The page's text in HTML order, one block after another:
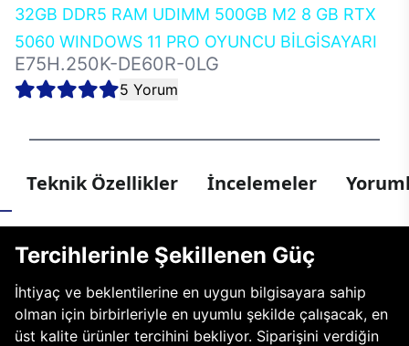
32GB DDR5 RAM UDIMM 500GB M2 8 GB RTX
5060 WINDOWS 11 PRO OYUNCU BİLGİSAYARI
E75H.250K-DE60R-0LG
5 Yorum
Teknik Özellikler İncelemeler
Tercihlerinle Şekillenen Güç
İhtiyaç ve beklentilerine en uygun bilgisayara sahip
olman için birbirleriyle en uyumlu şekilde çalışacak, en
üst kalite ürünler tercihini bekliyor. Siparişini verdiğin